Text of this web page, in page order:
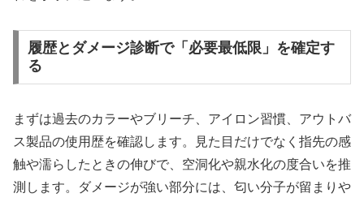
履歴とダメージ診断で「必要最低限」を確定す
る
まずは過去のカラーやブリーチ、アイロン習慣、アウトバ
ス製品の使用歴を確認します。見た目だけでなく指先の感
触や濡らしたときの伸びで、空洞化や親水化の度合いを推
測します。ダメージが強い部分には、匂い分子が留まりや